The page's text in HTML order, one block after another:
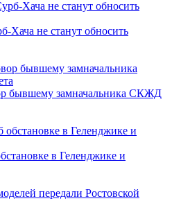
Хача не станут обносить
бывшему замначальника СКЖД
в Геленджике и